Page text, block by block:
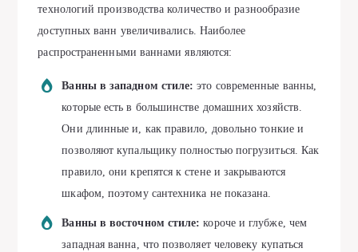
технологий производства количество и разнообразие
доступных ванн увеличивались. Наиболее
распространенными ваннами являются:
Ванны в западном стиле: это современные ванны,
которые есть в большинстве домашних хозяйств.
Они длинные и, как правило, довольно тонкие и
позволяют купальщику полностью погрузиться. Как
правило, они крепятся к стене и закрываются
шкафом, поэтому сантехника не показана.
Ванны в восточном стиле: короче и глубже, чем
западная ванна, что позволяет человеку купаться